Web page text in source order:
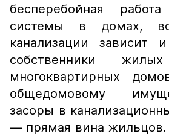
бесперебойная работа
системы в домах,
канализации зависит
собственники
многоквартирных
общедомовому
засоры в
— прямая вина жильцов.